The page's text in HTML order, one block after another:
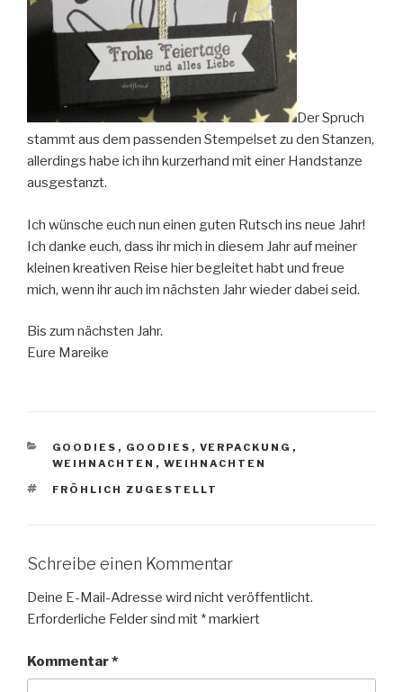
Der Spruch
stammt aus dem passenden Stempelset zu den Stanzen,
allerdings habe ich ihn kurzerhand mit einer Handstanze
ausgestanzt.
Ich wünsche euch nun einen guten Rutsch ins neue Jahr!
Ich danke euch, dass ihr mich in diesem Jahr auf meiner
kleinen kreativen Reise hier begleitet habt und freue
mich, wenn ihr auch im nächsten Jahr wieder dabei seid.
Bis zum nächsten Jahr.
Eure Mareike
KATEGORIEN
GOODIES , GOODIES , VERPACKUNG ,
WEIHNACHTEN , WEIHNACHTEN
SCHLAGWÖRTER
FRÖHLICH ZUGESTELLT
Schreibe einen Kommentar
Deine E-Mail-Adresse wird nicht veröffentlicht.
Erforderliche Felder sind mit *markiert
Kommentar*